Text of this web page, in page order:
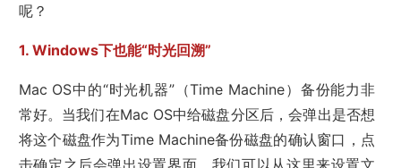
呢？
1. Windows下也能“时光回溯”
Mac OS中的“时光机器”（Time Machine）备份能力非
常好。当我们在Mac OS中给磁盘分区后，会弹出是否想
将这个磁盘作为Time Machine备份磁盘的确认窗口，点
击确定之后会弹出设置界面，我们可以从这里来设置文